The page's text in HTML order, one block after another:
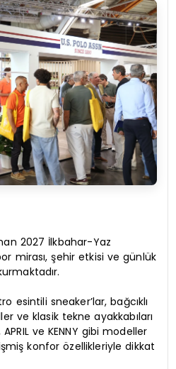
2027 İlkbahar-Yaz
mirası, şehir etkisi ve günlük
esintili sneaker’lar, bağcıklı
ve klasik tekne ayakkabıları
ve KENNY gibi modeller
konfor özellikleriyle dikkat